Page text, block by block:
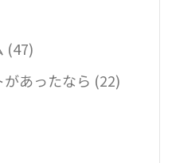
(47)
あったなら (22)